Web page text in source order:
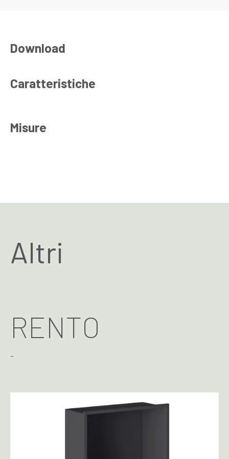
Download
Caratteristiche
Misure
Altri
RENTO
-